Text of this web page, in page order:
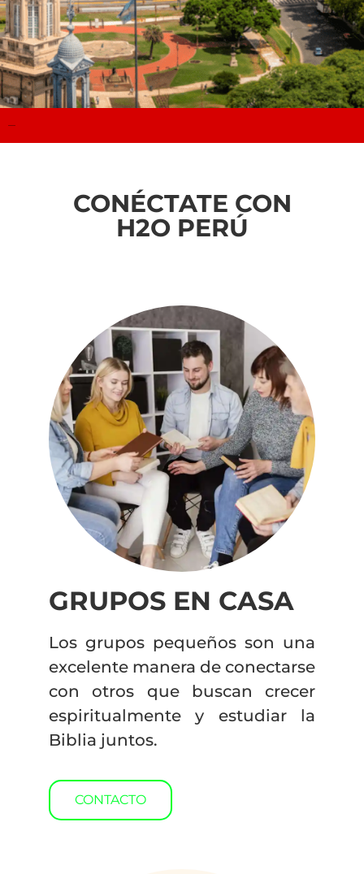
CONÉCTATE CON
H2O PERÚ
GRUPOS EN CASA
Los grupos pequeños son una
excelente manera de conectarse
con otros que buscan crecer
espiritualmente y estudiar la
Biblia juntos.
CONTACTO